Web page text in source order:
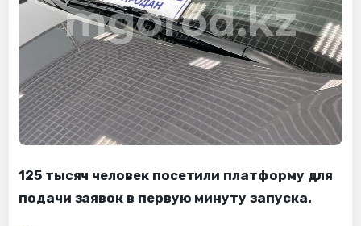
125 тысяч человек посетили платформу для
подачи заявок в первую минуту запуска.